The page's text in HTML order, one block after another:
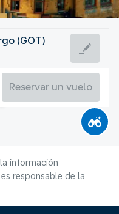
(GOT)
Reservar un vuelo
información
responsable de la